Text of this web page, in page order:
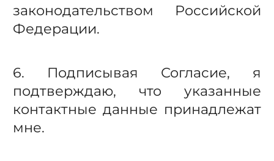
законодательством Российской
Федерации.
6. Подписывая Согласие, я
подтверждаю, что указанные
контактные данные принадлежат
мне.